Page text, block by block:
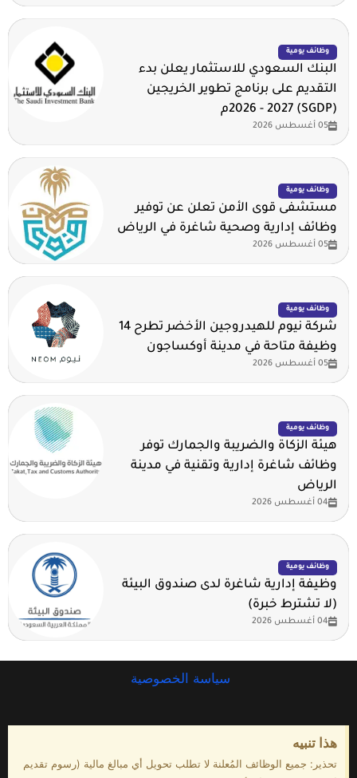
وظائف يومية
البنك السعودي للاستثمار يعلن بدء
التقديم على برنامج تطوير الخريجين
(SGDP) 2026 - 2027م
05 أغسطس 2026
وظائف يومية
مستشفى قوى الأمن تعلن عن توفير
وظائف إدارية وصحية شاغرة في الرياض
05 أغسطس 2026
وظائف يومية
شركة نيوم للهيدروجين الأخضر تطرح 14
وظيفة متاحة في مدينة أوكساجون
05 أغسطس 2026
وظائف يومية
هيئة الزكاة والضريبة والجمارك توفر
وظائف شاغرة إدارية وتقنية في مدينة
الرياض
04 أغسطس 2026
وظائف يومية
وظيفة إدارية شاغرة لدى صندوق البيئة
(لا تشترط خبرة)
04 أغسطس 2026
سياسة الخصوصية
هذا تنبيه
تحذير: جميع الوظائف المُعلنة لا تطلب تحويل أي مبالغ مالية (رسوم تقديم